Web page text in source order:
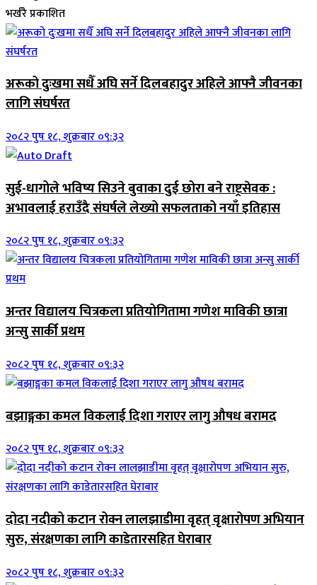
भर्खरै प्रकाशित
अरूको दुःखमा सधैँ अघि सर्ने दिलबहादुर अहिले आफ्नै जीवनका
लागि संघर्षरत
२०८२ पुष १८, शुक्रबार ०९:३२
सुई-धागोले भविष्य सिउने बुवाका दुई छोरा बने राष्ट्रसेवक :
अभावलाई हराउँदै संघर्षले लेख्यो सफलताको नयाँ इतिहास
२०८२ पुष १८, शुक्रबार ०९:३२
अन्तर विद्यालय चित्रकला प्रतियोगितामा गणेश माविकी छात्रा
अन्सु सार्की प्रथम
२०८२ पुष १८, शुक्रबार ०९:३२
बझाङ्गका कमल विकलाई दिशा गराएर लागु औषध बरामद
२०८२ पुष १८, शुक्रबार ०९:३२
दोदा नदीको कटान रोक्न लालझाडीमा वृहत् वृक्षारोपण अभियान
सुरु, संरक्षणका लागि काडेतारसहित घेराबार
२०८२ पुष १८, शुक्रबार ०९:३२